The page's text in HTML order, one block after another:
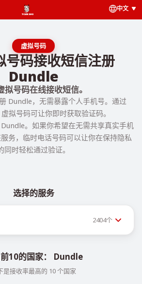
中文
虚拟号码
号码接收短信注册
Dundle
拟号码在线接收短信。
Dundle，无需暴露个人手机号。通过
拟号码可让你即时获取验证码。
。如果你希望在无需共享真实手机
务，临时电话号码可以让你在保持隐私
同时轻松通过验证。
选择的服务
2404个
10的国家： Dundle
是接收率最高的 10 个国家